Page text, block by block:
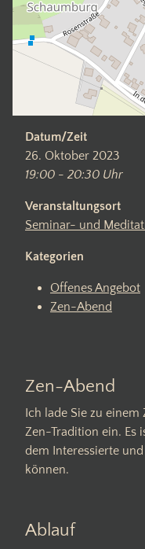
Datum/Zeit
26. Oktober 2023
19:00 - 20:30 Uhr
Veranstaltungsort
Seminar- und
Kategorien
Offenes Angebot
Zen-Abend
Zen-Abend
Ich lade Sie zu
Zen-Tradition ein. Es
dem Interessierte
können.
Ablauf